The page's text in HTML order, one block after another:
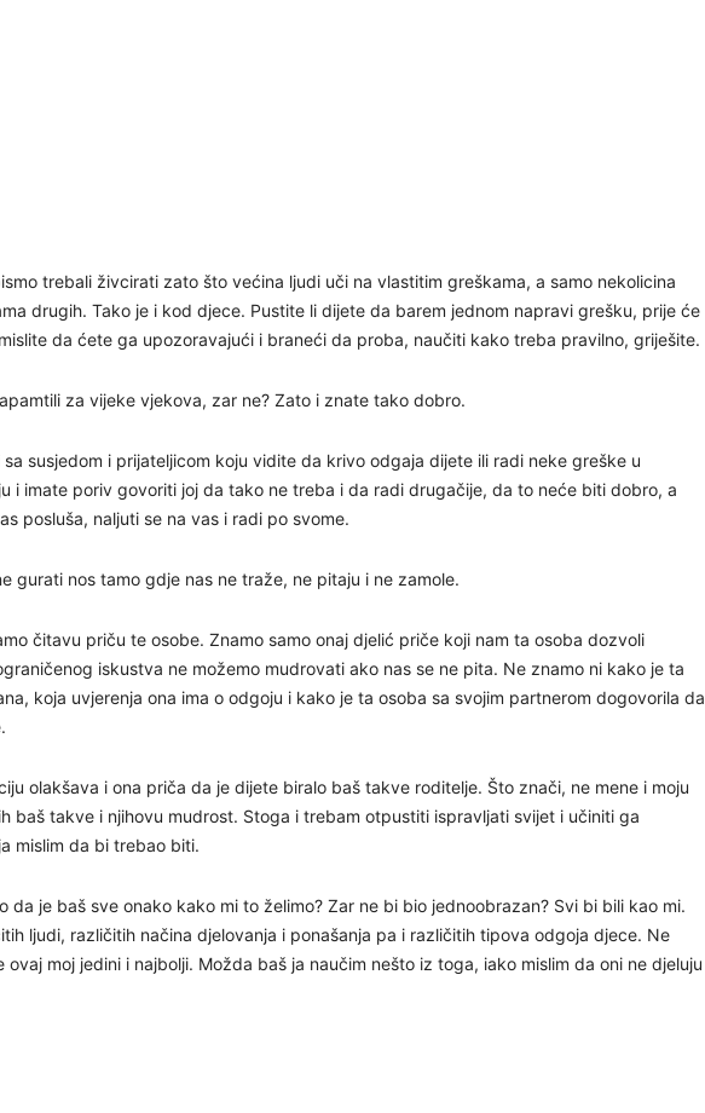
trebali živcirati zato što većina ljudi uči na vlastitim greškama, a samo nekolicina
drugih. Tako je i kod djece. Pustite li dijete da barem jednom napravi grešku, prije će
da ćete ga upozoravajući i braneći da proba, naučiti kako treba pravilno, griješite.
za vijeke vjekova, zar ne? Zato i znate tako dobro.
susjedom i prijateljicom koju vidite da krivo odgaja dijete ili radi neke greške u
i imate poriv govoriti joj da tako ne treba i da radi drugačije, da to neće biti dobro, a
posluša, naljuti se na vas i radi po svome.
gurati nos tamo gdje nas ne traže, ne pitaju i ne zamole.
čitavu priču te osobe. Znamo samo onaj djelić priče koji nam ta osoba dozvoli
iskustva ne možemo mudrovati ako nas se ne pita. Ne znamo ni kako je ta
koja uvjerenja ona ima o odgoju i kako je ta osoba sa svojim partnerom dogovorila da
olakšava i ona priča da je dijete biralo baš takve roditelje. Što znači, ne mene i moju
baš takve i njihovu mudrost. Stoga i trebam otpustiti ispravljati svijet i učiniti ga
mislim da bi trebao biti.
da je baš sve onako kako mi to želimo? Zar ne bi bio jednoobrazan? Svi bi bili kao mi.
ljudi, različitih načina djelovanja i ponašanja pa i različitih tipova odgoja djece. Ne
ovaj moj jedini i najbolji. Možda baš ja naučim nešto iz toga, iako mislim da oni ne djeluju